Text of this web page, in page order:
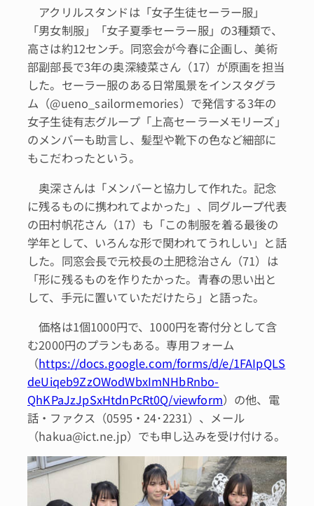
アクリルスタンドは「女子生徒セーラー服」
「男女制服」「女子夏季セーラー服」の3種類で、
高さは約12センチ。同窓会が今春に企画し、美術
部副部長で3年の奥深綾菜さん（17）が原画を担当
した。セーラー服のある日常風景をインスタグラ
ム（@ueno_sailormemories）で発信する3年の
女子生徒有志グループ「上高セーラーメモリーズ」
のメンバーも助言し、髪型や靴下の色など細部に
もこだわったという。
奥深さんは「メンバーと協力して作れた。記念
に残るものに携われてよかった」、同グループ代表
の田村帆花さん（17）も「この制服を着る最後の
学年として、いろんな形で関われてうれしい」と話
した。同窓会長で元校長の土肥稔治さん（71）は
「形に残るものを作りたかった。青春の思い出と
して、手元に置いていただけたら」と語った。
価格は1個1000円で、1000円を寄付分として含
む2000円のプランもある。専用フォーム
（https://docs.google.com/forms/d/e/1FAIpQLS
deUiqeb9ZzOWodWbxImNHbRnbo-
QhKPaJzJpSxHtdnPcRt0Q/viewform）の他、電
話・ファクス（0595・24･2231）、メール
（hakua@ict.ne.jp）でも申し込みを受け付ける。